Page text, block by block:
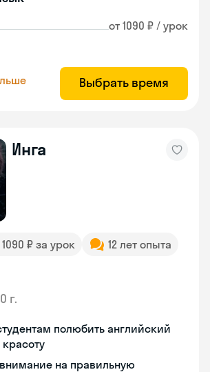
от 1090 ₽ / урок
Выбрать время
Инга
1090 ₽ за урок
12 лет опыта
г.
полюбить английский
на правильную